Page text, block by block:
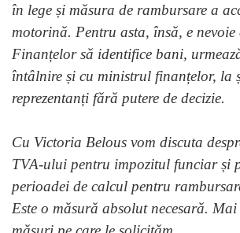
în lege și măsura de rambursare a
motorină. Pentru asta, însă, e
Finanțelor să identifice bani,
întâlnire și cu ministrul finanțelor, la
reprezentanți fără putere de decizie.
Cu Victoria Belous vom discuta
TVA-ului pentru impozitul funciar și
perioadei de calcul pentru
Este o măsură absolut necesară.